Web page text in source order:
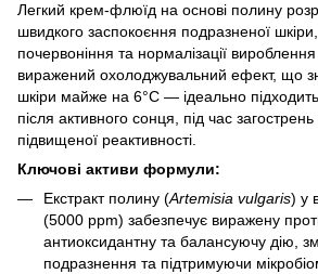
Легкий крем-флюїд на основі полину
швидкого заспокоєння подразненої
почервоніння та нормалізації
виражений охолоджувальний ефект, що
шкіри майже на 6°C — ідеально
після активного сонця, під час
підвищеної реактивності.
Ключові активи формули:
Екстракт полину (Artemisia vulgaris) у
(5000 ppm) забезпечує виражену
антиоксидантну та балансуючу дію,
подразнення та підтримуючи